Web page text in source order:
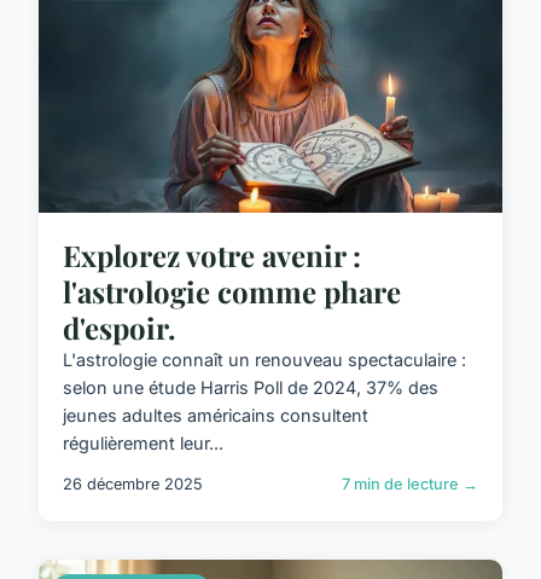
Explorez votre avenir :
l'astrologie comme phare
d'espoir.
L'astrologie connaît un renouveau spectaculaire :
selon une étude Harris Poll de 2024, 37% des
jeunes adultes américains consultent
régulièrement leur...
26 décembre 2025 7 min de lecture →